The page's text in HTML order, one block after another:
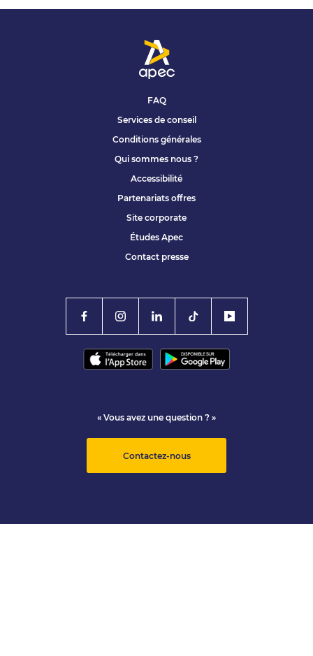
FAQ
Services de conseil
Conditions générales
Qui sommes nous ?
Accessibilité
Partenariats offres
Site corporate
Études Apec
Contact presse
« Vous avez une question ? »
Contactez-nous